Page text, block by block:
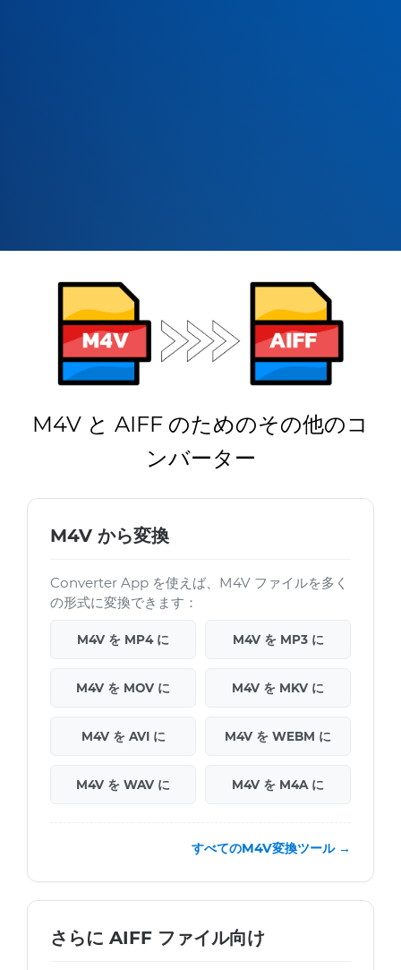
M4V と AIFF のためのその他のコ
ンバーター
M4V から変換
Converter App を使えば、M4V ファイルを多く
の形式に変換できます：
M4V を MP4 に M4V を MP3 に
M4V を MOV に M4V を MKV に
M4V を AVI に M4V を WEBM に
M4V を WAV に M4V を M4A に
すべてのM4V変換ツール →
さらに AIFF ファイル向け